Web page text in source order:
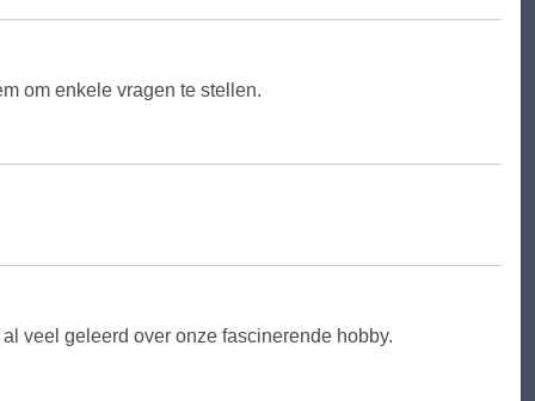
om enkele vragen te stellen.
veel geleerd over onze fascinerende hobby.